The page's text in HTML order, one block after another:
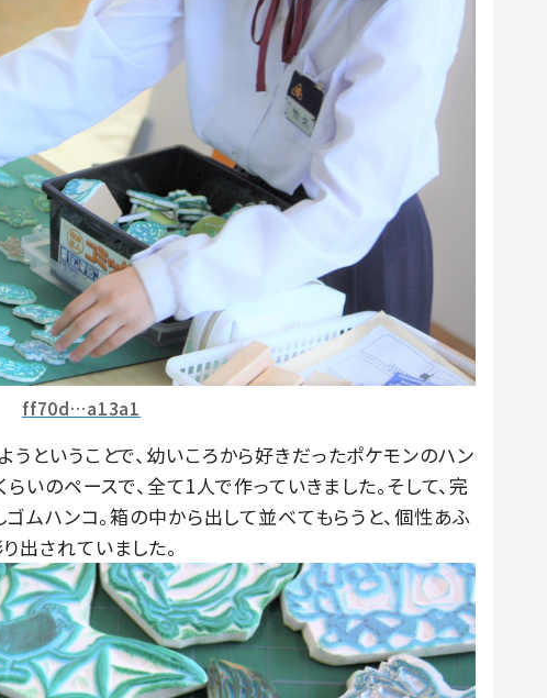
ff70d…a13a1
ということで、幼いころから好きだったポケモンのハン
いのペースで、全て1人で作っていきました。そして、完
ムハンコ。箱の中から出して並べてもらうと、個性あふ
出されていました。